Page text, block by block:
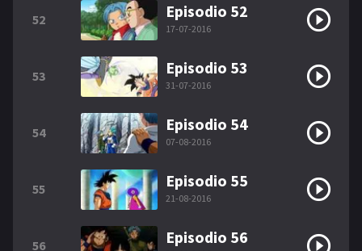
52 Episodio 52
17-07-2016
53 Episodio 53
31-07-2016
54 Episodio 54
07-08-2016
55 Episodio 55
21-08-2016
56 Episodio 56